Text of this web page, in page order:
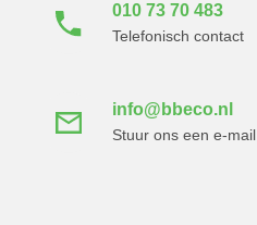
010 73 70 483
Telefonisch contact
info@bbeco.nl
Stuur ons een e-mail